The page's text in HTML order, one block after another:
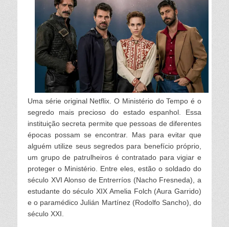
Uma série original Netflix. O Ministério do Tempo é o
segredo mais precioso do estado espanhol. Essa
instituição secreta permite que pessoas de diferentes
épocas possam se encontrar. Mas para evitar que
alguém utilize seus segredos para benefício próprio,
um grupo de patrulheiros é contratado para vigiar e
proteger o Ministério. Entre eles, estão o soldado do
século XVI Alonso de Entrerríos (Nacho Fresneda), a
estudante do século XIX Amelia Folch (Aura Garrido)
e o paramédico Julián Martínez (Rodolfo Sancho), do
século XXI.